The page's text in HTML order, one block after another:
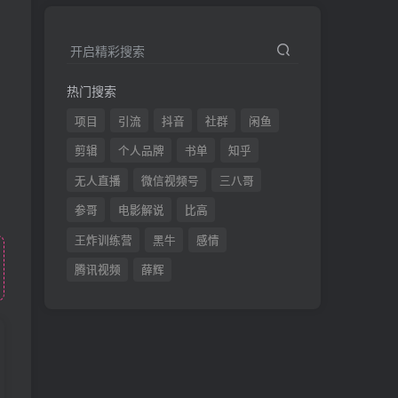
开启精彩搜索
热门搜索
项目 引流 抖音 社群
闲鱼
剪辑
个人品牌 书单
知乎
无人直播
微信视频号
三八哥
参哥
电影解说
比高
王炸训练营
黑牛
感情
腾讯视频
薛辉